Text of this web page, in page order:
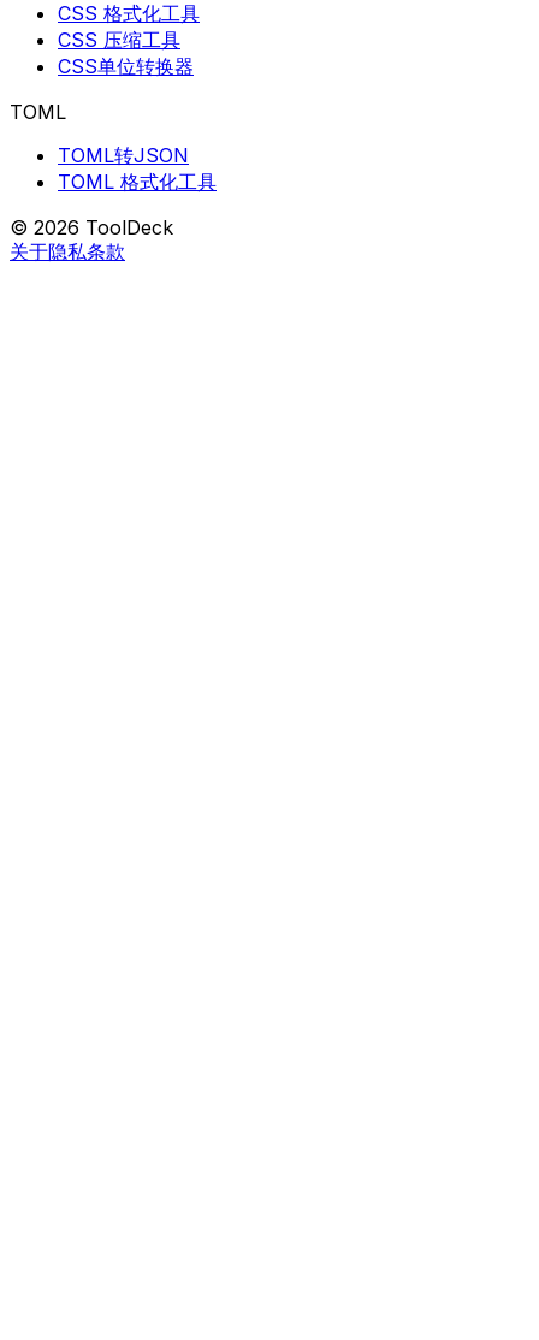
CSS 格式化工具
CSS 压缩工具
CSS单位转换器
TOML
TOML转JSON
TOML 格式化工具
© 2026 ToolDeck
关于隐私条款